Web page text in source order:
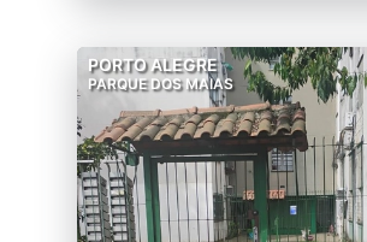
PORTO ALEGRE
PARQUE DOS MAIAS